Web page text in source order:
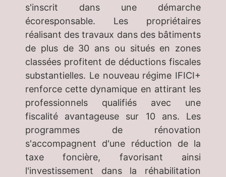
s'inscrit dans une démarche
écoresponsable. Les propriétaires
réalisant des travaux dans des bâtiments
de plus de 30 ans ou situés en zones
classées profitent de déductions fiscales
substantielles. Le nouveau régime IFICI+
renforce cette dynamique en attirant les
professionnels qualifiés avec une
fiscalité avantageuse sur 10 ans. Les
programmes de rénovation
s'accompagnent d'une réduction de la
taxe foncière, favorisant ainsi
l'investissement dans la réhabilitation